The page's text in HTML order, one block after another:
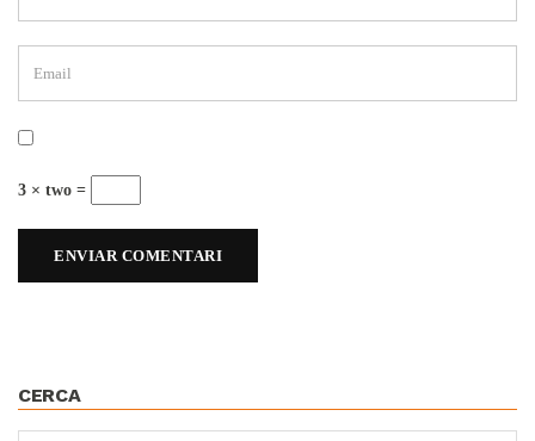
3 × two =
CERCA